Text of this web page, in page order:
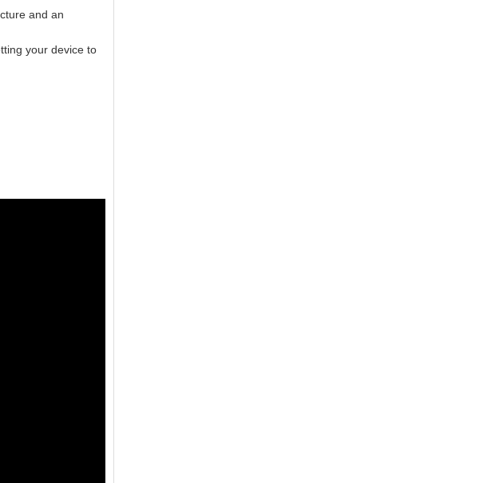
and an
your device to